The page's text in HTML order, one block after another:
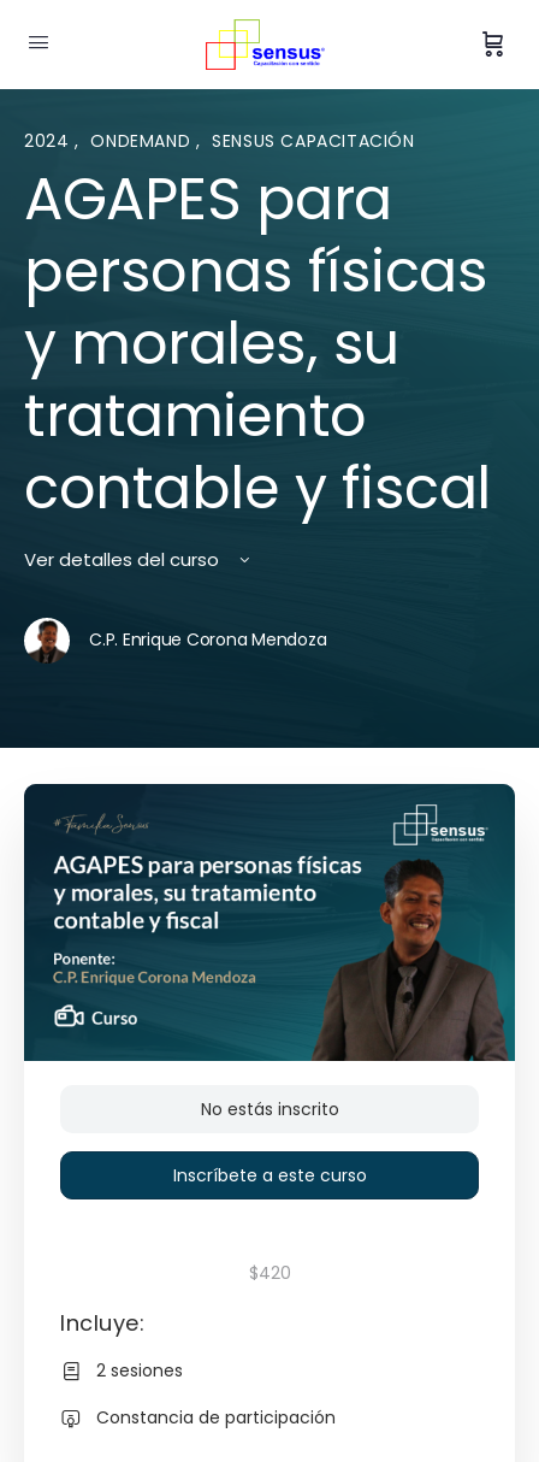
2024, ONDEMAND , SENSUS CAPACITACIÓN
AGAPES para
personas físicas
y morales, su
tratamiento
contable y fiscal
Ver detalles del curso
C.P. Enrique Corona Mendoza
No estás inscrito
Inscríbete a este curso
$420
Incluye:
2 sesiones
Constancia de participación